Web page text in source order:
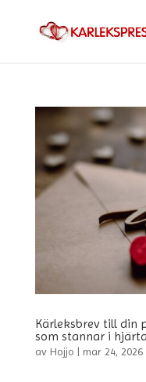
Kärleksbrev till din
som stannar i
av Hojjo | mar 24, 2026